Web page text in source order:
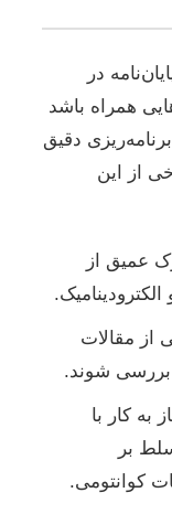
در
همراه باشد
دقیق
این
از
مقالات
شوند.
کار با
بر